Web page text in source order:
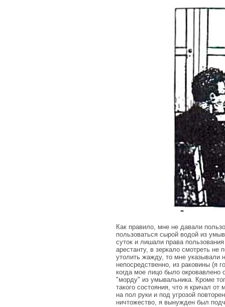
Как правило, мне не давали
пользоваться сырой водой из
суток и лишали права
арестанту, в зеркало смотреть
утолить жа­жду, то мне указывали
непосредственно, из раковины (я
когда мое лицо было окровавлено
"морду" из умывальника. Кроме
такого состояния, что я кричал
на пол руки и под угрозой
ничтожест­во, я вынужден был